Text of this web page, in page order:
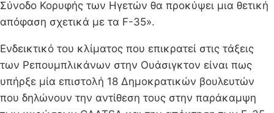
Σύνοδο Κορυφής των Ηγετών θα προκύψει μια θετική
απόφαση σχετικά με τα F-35».
Ενδεικτικό του κλίματος που επικρατεί στις τάξεις
των Ρεπουμπλικάνων στην Ουάσιγκτον είναι πως
υπήρξε μία επιστολή 18 Δημοκρατικών βουλευτών
που δηλώνουν την αντίθεση τους στην παράκαμψη